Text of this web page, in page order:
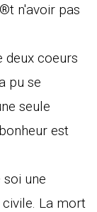
n'avoir pas
deux coeurs
pu se
seule
est
soi une
La mort